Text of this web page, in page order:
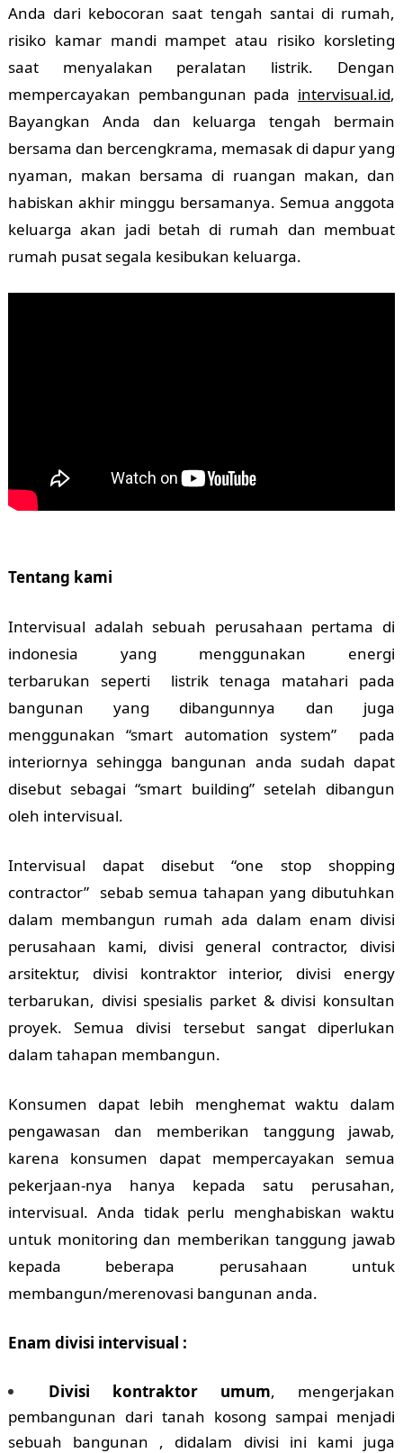
Anda dari kebocoran saat tengah santai di rumah,
risiko kamar mandi mampet atau risiko korsleting
saat menyalakan peralatan listrik. Dengan
mempercayakan pembangunan pada intervisual.id,
Bayangkan Anda dan keluarga tengah bermain
bersama dan bercengkrama, memasak di dapur yang
nyaman, makan bersama di ruangan makan, dan
habiskan akhir minggu bersamanya. Semua anggota
keluarga akan jadi betah di rumah dan membuat
rumah pusat segala kesibukan keluarga.
Tentang kami
Intervisual adalah sebuah perusahaan pertama di
indonesia yang menggunakan energi
terbarukan seperti listrik tenaga matahari pada
bangunan yang dibangunnya dan juga
menggunakan “smart automation system” pada
interiornya sehingga bangunan anda sudah dapat
disebut sebagai “smart building” setelah dibangun
oleh intervisual.
Intervisual dapat disebut “one stop shopping
contractor” sebab semua tahapan yang dibutuhkan
dalam membangun rumah ada dalam enam divisi
perusahaan kami, divisi general contractor, divisi
arsitektur, divisi kontraktor interior, divisi energy
terbarukan, divisi spesialis parket & divisi konsultan
proyek. Semua divisi tersebut sangat diperlukan
dalam tahapan membangun.
Konsumen dapat lebih menghemat waktu dalam
pengawasan dan memberikan tanggung jawab,
karena konsumen dapat mempercayakan semua
pekerjaan-nya hanya kepada satu perusahan,
intervisual. Anda tidak perlu menghabiskan waktu
untuk monitoring dan memberikan tanggung jawab
kepada beberapa perusahaan untuk
membangun/merenovasi bangunan anda.
Enam divisi intervisual :
Divisi kontraktor umum, mengerjakan
pembangunan dari tanah kosong sampai menjadi
sebuah bangunan , didalam divisi ini kami juga